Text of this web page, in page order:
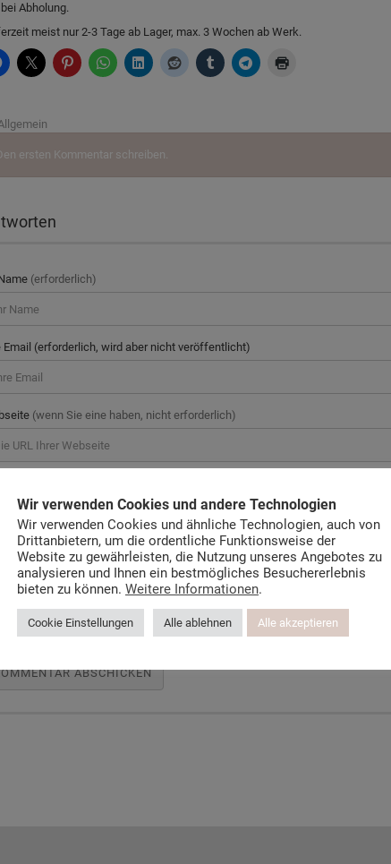
Abholung.
meist nur 2-3 Tage ab Lager, max. 3 Wochen ab Werk.
ersten Kommentar schreiben.
(erforderlich)
Email (erforderlich, wird aber nicht veröffentlicht)
(wenn Sie eine haben, nicht erforderlich)
Wir verwenden Cookies und andere Technologien
Wir verwenden Cookies und ähnliche Technologien, auch von
Drittanbietern, um die ordentliche Funktionsweise der
Website zu gewährleisten, die Nutzung unseres Angebotes zu
analysieren und Ihnen ein bestmögliches Besuchererlebnis
bieten zu können. Weitere Informationen.
Cookie Einstellungen Alle ablehnen Alle akzeptieren